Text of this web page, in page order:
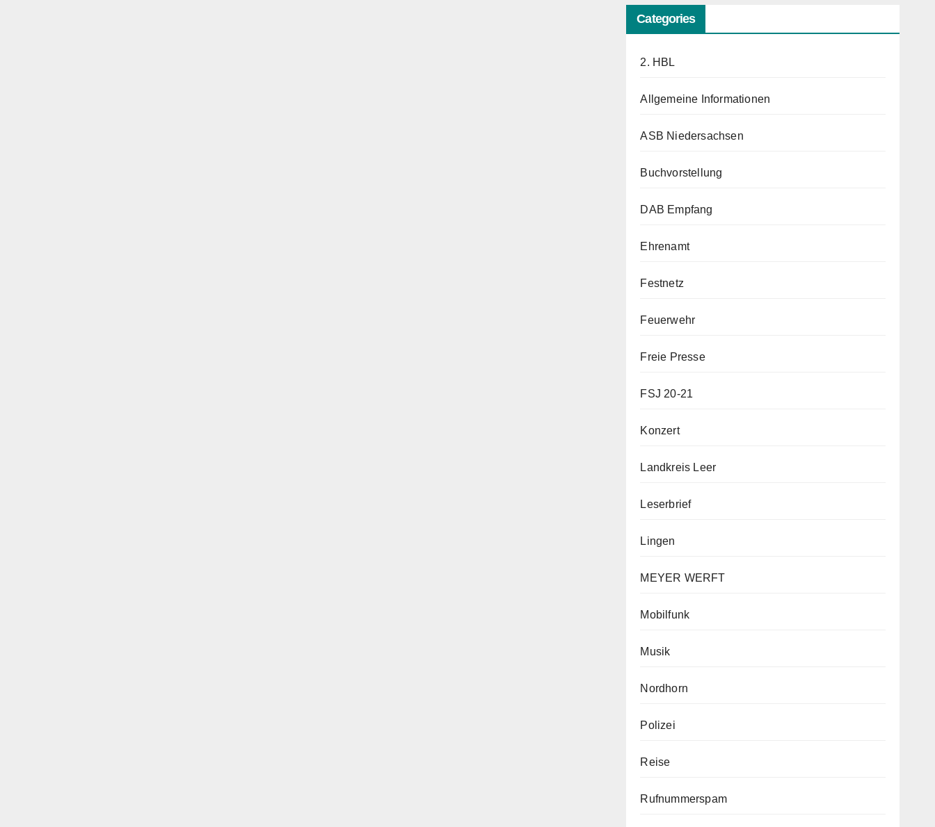
Categories
2. HBL
Allgemeine Informationen
ASB Niedersachsen
Buchvorstellung
DAB Empfang
Ehrenamt
Festnetz
Feuerwehr
Freie Presse
FSJ 20-21
Konzert
Landkreis Leer
Leserbrief
Lingen
MEYER WERFT
Mobilfunk
Musik
Nordhorn
Polizei
Reise
Rufnummerspam